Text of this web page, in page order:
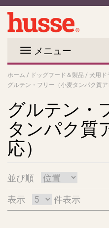
メニュー
ホーム / ドッグフード＆製品 / 犬用ド
グルテン・フリー（小麦タンパク質ア
グルテン・
タンパク質
応）
並び順
表示 件表示